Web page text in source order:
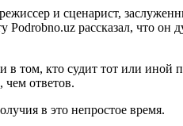
и сценарист,
рассказал, что он
в том, кто судит тот или иной
чем ответов.
в это непростое время.